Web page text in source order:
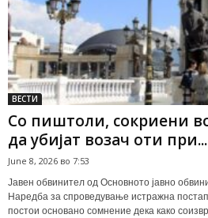
ВЕСТИ
Со пиштоли, сокриени
да убијат возач оти при...
June 8, 2026 во 7:53
Јавен обвинител од Основното јавно
Наредба за спроведување истражна
постои основано сомнение дека како